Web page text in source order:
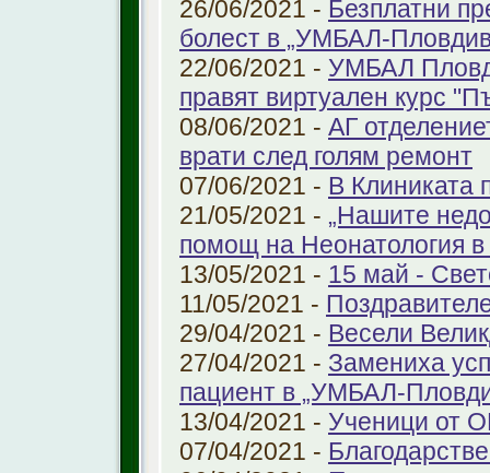
26/06/2021 - Безплатни
болест в „УМБАЛ-
22/06/2021 - УМБАЛ
правят виртуален курс
08/06/2021 - АГ
врати след голям ремонт
07/06/2021 - В Клиниката
21/05/2021 - „Нашите
помощ на Неонатология
13/05/2021 - 15 май -
11/05/2021 -
29/04/2021 - Весели
27/04/2021 - Замениха
пациент в „УМБАЛ-
13/04/2021 - Ученици от
07/04/2021 -